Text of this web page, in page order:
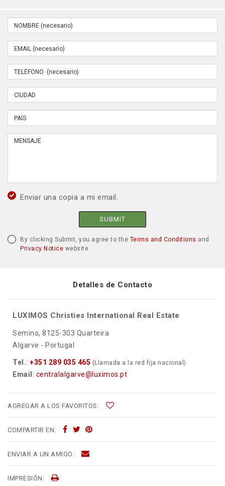
Enviar una copia a mi email.
SUBMIT
By clicking Submit, you agree to the Terms and Conditions and
Privacy Notice website
Detalles de Contacto
LUXIMOS Christies International Real Estate
Semino, 8125-303 Quarteira
Algarve - Portugal
Tel.: +351 289 035 465 (Llamada a la red fija nacional)
Email : centralalgarve@luximos.pt
AGREGAR A LOS FAVORITOS:
COMPARTIR EN:
ENVIAR A UN AMIGO:
IMPRESIÓN: